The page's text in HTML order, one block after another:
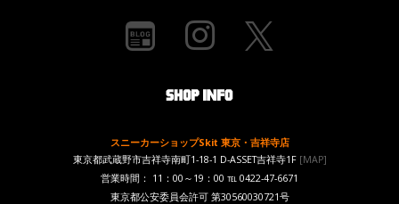
スニーカーショップSkit 東京・吉祥寺店
東京都武蔵野市吉祥寺南町1-18-1 D-ASSET吉祥寺1F [MAP]
営業時間： 11：00～19：00 ℡ 0422-47-6671
東京都公安委員会許可 第30560030721号